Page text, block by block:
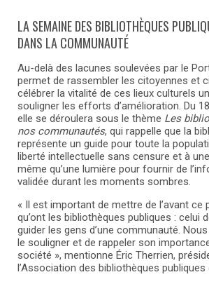
LA SEMAINE DES BIBLIOTHÈQUES
DANS LA COMMUNAUTÉ
Au-delà des lacunes soulevées par le
permet de rassembler les citoyennes et
célébrer la vitalité de ces lieux culturels
souligner les efforts d’amélioration. Du
elle se déroulera sous le thème Les
nos communautés, qui rappelle que la
représente un guide pour toute la
liberté intellectuelle sans censure et à
même qu’une lumière pour fournir de
validée durant les moments sombres.
« Il est important de mettre de l’avant ce
qu’ont les bibliothèques publiques : celui
guider les gens d’une communauté.
le souligner et de rappeler son
société », mentionne Éric Therrien,
l’Association des bibliothèques publiques